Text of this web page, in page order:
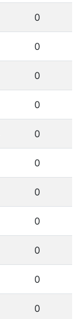
0
0
0
0
0
0
0
0
0
0
0